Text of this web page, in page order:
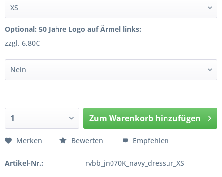
Optional: 50 Jahre Logo auf Ärmel links:
zzgl. 6,80€
Zum Warenkorb hinzufügen
Hinzugefügt
Merken Bewerten Empfehlen
Artikel-Nr.: rvbb_jn070K_navy_dressur_XS